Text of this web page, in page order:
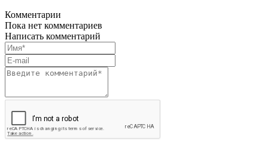
Комментарии
Пока нет комментариев
Написать комментарий